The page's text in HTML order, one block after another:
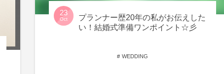
23
Oct
プランナー歴20年の私がお伝えした
い！結婚式準備ワンポイント☆彡
WEDDING